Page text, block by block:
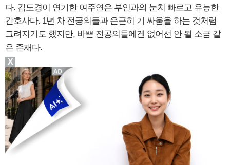
다. 김도경이 연기한 여주연은 부인과의 눈치 빠르고 유능한
간호사다. 1년 차 전공의들과 은근히 기 싸움을 하는 것처럼
그려지기도 했지만, 바쁜 전공의들에겐 없어선 안 될 소금 같
은 존재다.
X